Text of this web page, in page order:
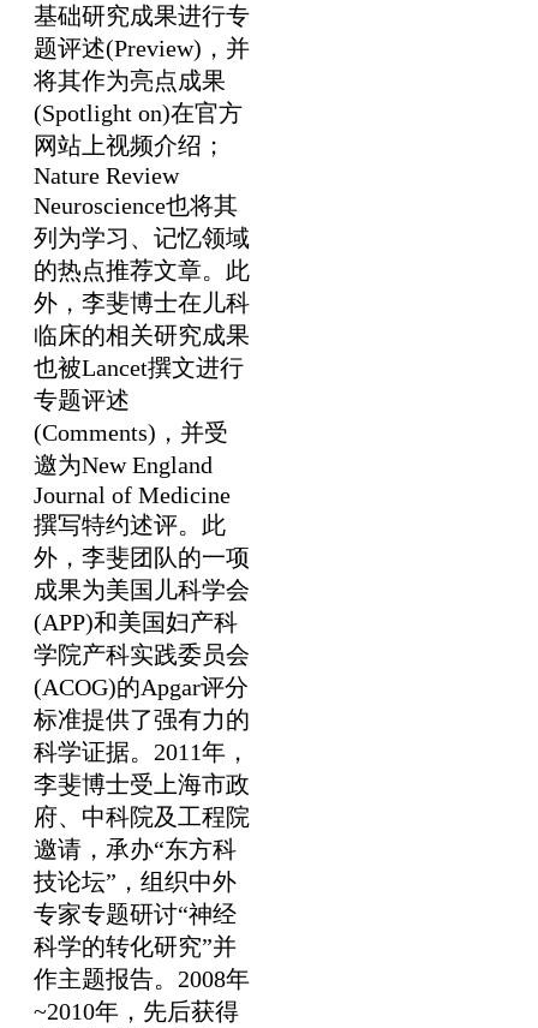
基础研究成果进行专
题评述(Preview)，并
将其作为亮点成果
(Spotlight on)在官方
网站上视频介绍；
Nature Review
Neuroscience也将其
列为学习、记忆领域
的热点推荐文章。此
外，李斐博士在儿科
临床的相关研究成果
也被Lancet撰文进行
专题评述
(Comments)，并受
邀为New England
Journal of Medicine
撰写特约述评。此
外，李斐团队的一项
成果为美国儿科学会
(APP)和美国妇产科
学院产科实践委员会
(ACOG)的Apgar评分
标准提供了强有力的
科学证据。2011年，
李斐博士受上海市政
府、中科院及工程院
邀请，承办“东方科
技论坛”，组织中外
专家专题研讨“神经
科学的转化研究”并
作主题报告。2008年
~2010年，先后获得